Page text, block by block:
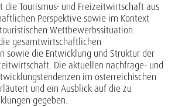
die Tourismus- und Freizeitwirtschaft aus
Perspektive sowie im Kontext
Wettbewerbssituation.
gesamtwirtschaftlichen
sowie die Entwicklung und Struktur der
Die aktuellen nachfrage- und
im österreichischen
und ein Ausblick auf die zu
gegeben.